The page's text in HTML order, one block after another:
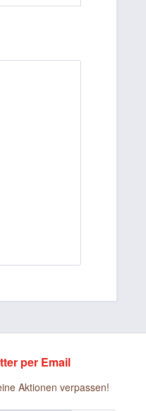
per Email
Aktionen verpassen!